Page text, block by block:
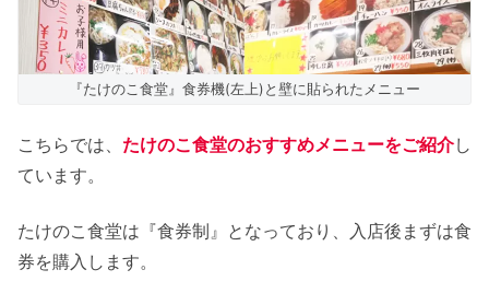
『たけのこ食堂』食券機(左上)と壁に貼られたメニュー
こちらでは、 たけのこ食堂のおすすめメニューをご紹介し
ています。
たけのこ食堂は『食券制』となっており、入店後まずは食
券を購入します。